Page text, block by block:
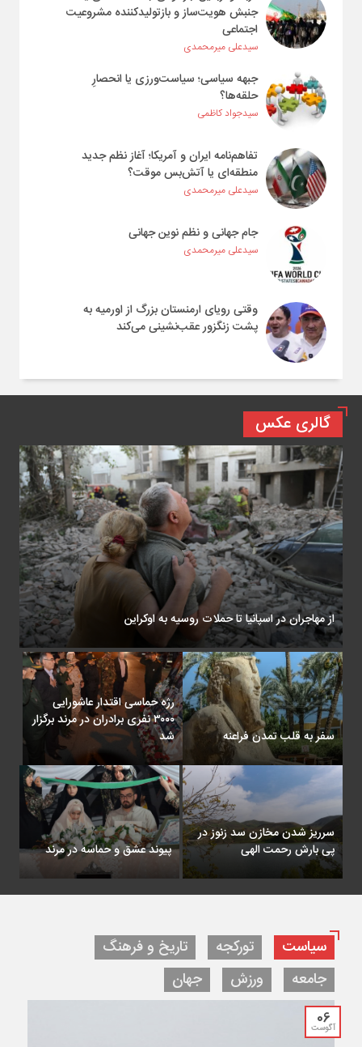
جنبش هویت‌ساز و بازتولیدکننده مشروعیت
اجتماعی
سیدعلی میرمحمدی
جبهه سیاسی؛ سیاست‌ورزی یا انحصارِ
حلقه‌ها؟
سیدجواد کاظمی
تفاهم‌نامه ایران و آمریکا؛ آغاز نظم جدید
منطقه‌ای یا آتش‌بس موقت؟
سیدعلی میرمحمدی
جام جهانی و نظم نوین جهانی
سیدعلی میرمحمدی
وقتی رویای ارمنستان بزرگ از اورمیه به
پشت زنگزور عقب‌نشینی می‌کند
گالری عکس
از مهاجران در اسپانیا تا حملات روسیه به اوکراین
سفر به قلب تمدن فراعنه
رژه حماسی اقتدار عاشورایی
۳۰۰۰ نفری برادران در مرند برگزار
شد
سرریز شدن مخازن سد زنوز در
پی بارش‌ رحمت الهی
پیوند عشق و حماسه در مرند
سیاست تورکجه
تاریخ و فرهنگ
جامعه
ورزش جهان
06
آگوست